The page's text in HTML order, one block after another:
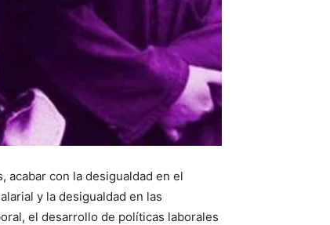
acabar con la desigualdad en el
y la desigualdad en las
el desarrollo de políticas laborales